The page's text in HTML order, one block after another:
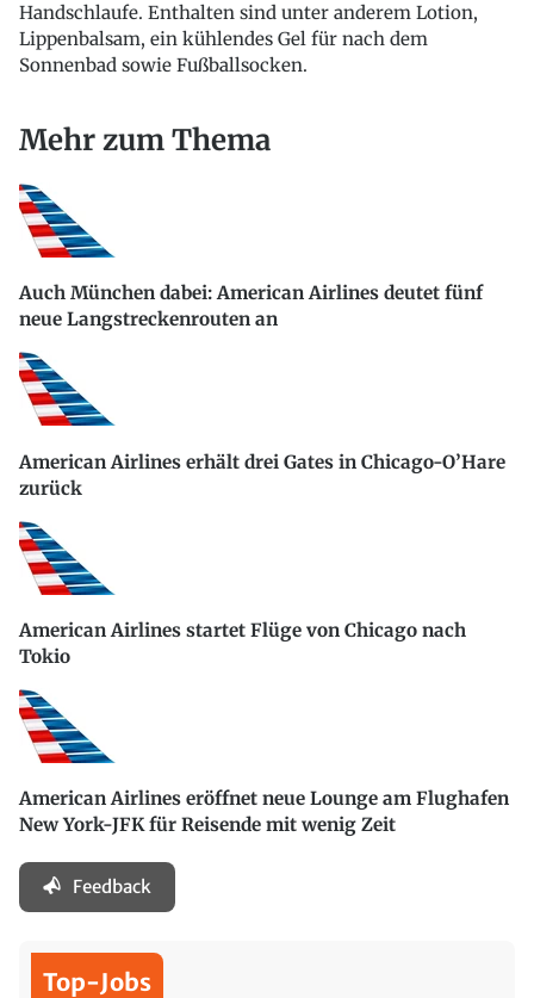
Handschlaufe. Enthalten sind unter anderem Lotion,
Lippenbalsam, ein kühlendes Gel für nach dem
Sonnenbad sowie Fußballsocken.
Mehr zum Thema
Auch München dabei: American Airlines deutet fünf
neue Langstreckenrouten an
American Airlines erhält drei Gates in Chicago-O’Hare
zurück
American Airlines startet Flüge von Chicago nach
Tokio
American Airlines eröffnet neue Lounge am Flughafen
New York-JFK für Reisende mit wenig Zeit
Feedback
Top-Jobs